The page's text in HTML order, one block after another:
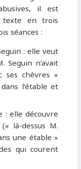
il est
en trois
séances :
: elle veut
n’avait
ses chèvres »
l’étable et
: elle découvre
là-dessus M.
une étable »
qui courent